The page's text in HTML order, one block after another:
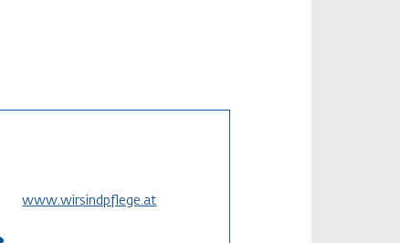
www.wirsindpflege.at